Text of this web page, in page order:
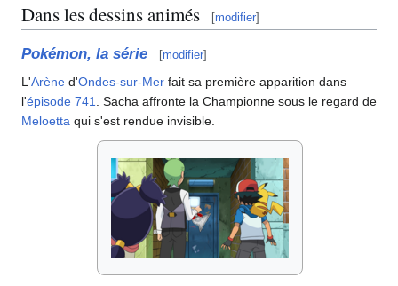
Dans les dessins animés [modifier]
Pokémon, la série [modifier]
L'Arène d'Ondes-sur-Mer fait sa première apparition dans
l'épisode 741
. Sacha affronte la Championne sous le regard de
Meloetta qui s'est rendue invisible.